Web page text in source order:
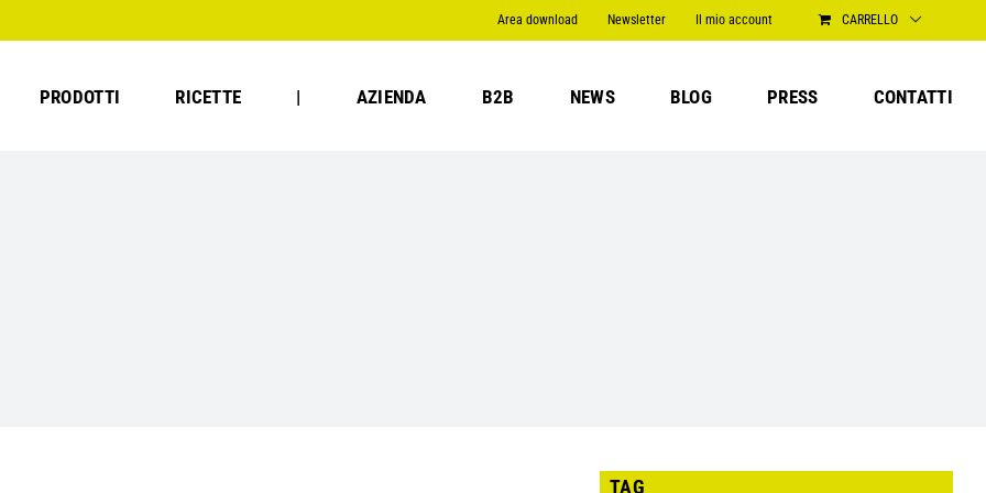
Area download Newsletter Il mio account CARRELLO
PRODOTTI RICETTE | AZIENDA B2B NEWS BLOG PRESS CONTATTI
TAG